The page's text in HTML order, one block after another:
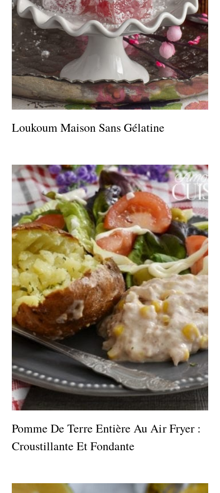
Loukoum Maison Sans Gélatine
Pomme De Terre Entière Au Air Fryer :
Croustillante Et Fondante